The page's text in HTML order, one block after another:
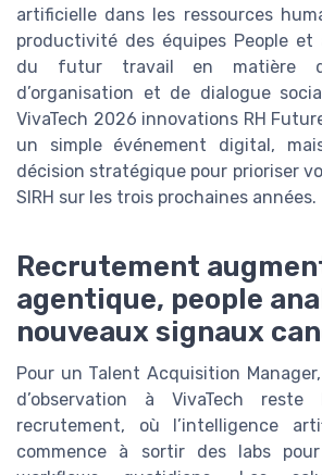
artificielle dans les ressources
productivité des équipes People
du futur travail en matière
d’organisation et de dialogue
VivaTech 2026 innovations RH
un simple événement digital,
décision stratégique pour prioriser
SIRH sur les trois prochaines années.
Recrutement
agentique, people
nouveaux signaux
Pour un Talent Acquisition
d’observation à VivaTech
recrutement, où l’intelligence
commence à sortir des labs